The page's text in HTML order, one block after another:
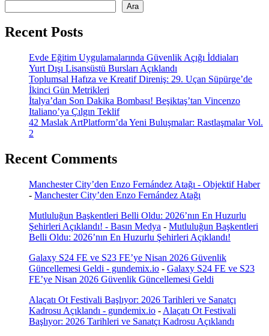
Ara
Recent Posts
Evde Eğitim Uygulamalarında Güvenlik Açığı İddiaları
Yurt Dışı Lisansüstü Bursları Açıklandı
Toplumsal Hafıza ve Kreatif Direniş: 29. Uçan Süpürge’de
İkinci Gün Metrikleri
İtalya’dan Son Dakika Bombası! Beşiktaş’tan Vincenzo
Italiano’ya Çılgın Teklif
42 Maslak ArtPlatform’da Yeni Buluşmalar: Rastlaşmalar Vol.
2
Recent Comments
Manchester City’den Enzo Fernández Atağı - Objektif Haber
- Manchester City’den Enzo Fernández Atağı
Mutluluğun Başkentleri Belli Oldu: 2026’nın En Huzurlu
Şehirleri Açıklandı! - Basın Medya - Mutluluğun Başkentleri
Belli Oldu: 2026’nın En Huzurlu Şehirleri Açıklandı!
Galaxy S24 FE ve S23 FE’ye Nisan 2026 Güvenlik
Güncellemesi Geldi - gundemix.io - Galaxy S24 FE ve S23
FE’ye Nisan 2026 Güvenlik Güncellemesi Geldi
Alaçatı Ot Festivali Başlıyor: 2026 Tarihleri ve Sanatçı
Kadrosu Açıklandı - gundemix.io - Alaçatı Ot Festivali
Başlıyor: 2026 Tarihleri ve Sanatçı Kadrosu Açıklandı